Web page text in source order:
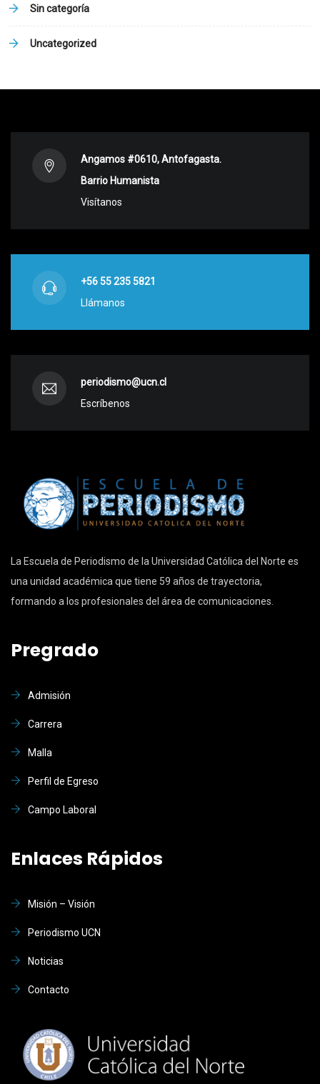
Sin categoría
Uncategorized
Angamos #0610, Antofagasta.
Barrio Humanista
Visítanos
+56 55 235 5821
Llámanos
periodismo@ucn.cl
Escríbenos
La Escuela de Periodismo de la Universidad Católica del Norte es
una unidad académica que tiene 59 años de trayectoria,
formando a los profesionales del área de comunicaciones.
Pregrado
Admisión
Carrera
Malla
Perfil de Egreso
Campo Laboral
Enlaces Rápidos
Misión – Visión
Periodismo UCN
Noticias
Contacto